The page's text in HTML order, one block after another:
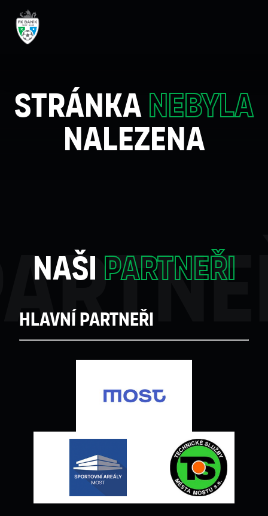
Stránkanebyla
nalezena
naši partneři
Hlavní partneři